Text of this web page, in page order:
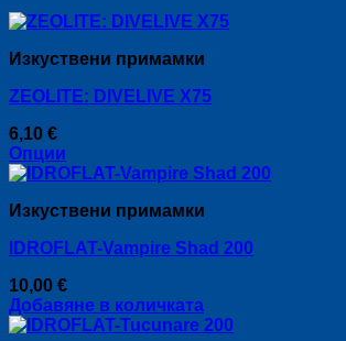
Изкуствени примамки
ZEOLITE: DIVELIVE X75
6,10 €
Опции
This
has
variants.
options
may
be
Изкуствени примамки
IDROFLAT-Vampire Shad 200
10,00 €
Добавяне в количката